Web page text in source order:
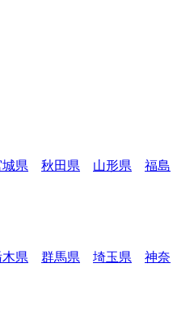
県 秋田県 山形県
福島
木県 群馬県 埼玉県
神奈